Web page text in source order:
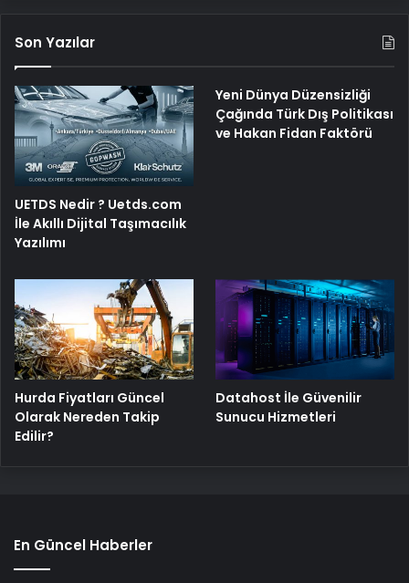
Son Yazılar
UETDS Nedir ? Uetds.com
İle Akıllı Dijital Taşımacılık
Yazılımı
Yeni Dünya Düzensizliği
Çağında Türk Dış Politikası
ve Hakan Fidan Faktörü
Hurda Fiyatları Güncel
Olarak Nereden Takip
Edilir?
Datahost İle Güvenilir
Sunucu Hizmetleri
En Güncel Haberler